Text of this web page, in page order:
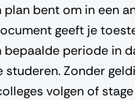
plan bent om in een
geeft je
bepaalde periode in
studeren. Zonder
volgen of